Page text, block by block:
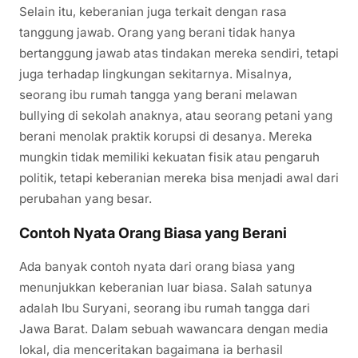
Selain itu, keberanian juga terkait dengan rasa
tanggung jawab. Orang yang berani tidak hanya
bertanggung jawab atas tindakan mereka sendiri, tetapi
juga terhadap lingkungan sekitarnya. Misalnya,
seorang ibu rumah tangga yang berani melawan
bullying di sekolah anaknya, atau seorang petani yang
berani menolak praktik korupsi di desanya. Mereka
mungkin tidak memiliki kekuatan fisik atau pengaruh
politik, tetapi keberanian mereka bisa menjadi awal dari
perubahan yang besar.
Contoh Nyata Orang Biasa yang Berani
Ada banyak contoh nyata dari orang biasa yang
menunjukkan keberanian luar biasa. Salah satunya
adalah Ibu Suryani, seorang ibu rumah tangga dari
Jawa Barat. Dalam sebuah wawancara dengan media
lokal, dia menceritakan bagaimana ia berhasil